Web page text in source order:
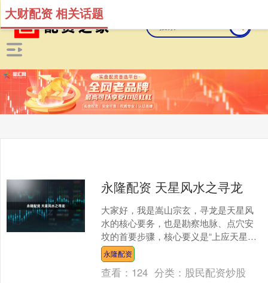
大财配资 相关话题
永隆配资 天星风水之寻龙
大家好，我是嵩山宗玄，寻龙是天星风
水的核心要务，也是勘察地脉、点穴安
坟的首要步骤，核心要义是“上应天星、
下合地脉”，以星定向、以脉寻龙，绝非
单纯寻山望势，而是要....
永隆配资
查看： 124 分类： 股民配资炒股